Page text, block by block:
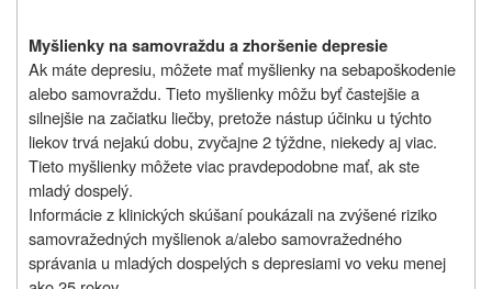
Myšlienky na samovraždu a zhoršenie depresie
Ak máte depresiu, môžete mať myšlienky na sebapoškodenie
alebo samovraždu. Tieto myšlienky môžu byť častejšie a
silnejšie na začiatku liečby, pretože nástup účinku u týchto
liekov trvá nejakú dobu, zvyčajne 2 týždne, niekedy aj viac.
Tieto myšlienky môžete viac pravdepodobne mať, ak ste
mladý dospelý.
Informácie z klinických skúšaní poukázali na zvýšené riziko
samovražedných myšlienok a/alebo samovražedného
správania u mladých dospelých s depresiami vo veku menej